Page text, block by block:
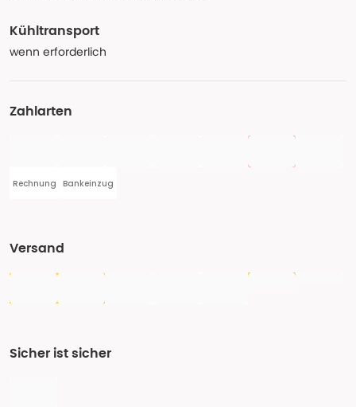
Kühltransport
wenn erforderlich
Zahlarten
Rechnung Bankeinzug
Versand
Sicher ist sicher